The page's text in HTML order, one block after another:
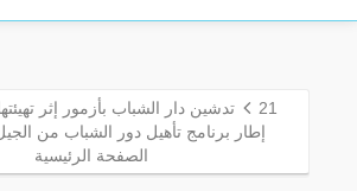
21
تدشين دار الشباب بأزمور إثر
إطار برنامج تأهيل دور الشباب من الجيل
الصفحة الرئيسية